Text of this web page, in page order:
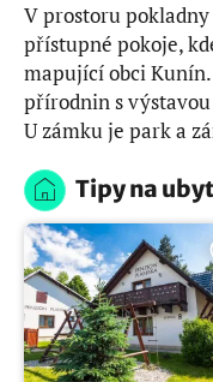
V prostoru
přístupné pokoje,
mapující obci
přírodnin s
U zámku je park a
Tipy na